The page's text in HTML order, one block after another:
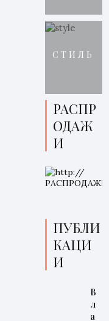
СТИЛЬ
РАСПР
ОДАЖ
И
ПУБЛИ
КАЦИ
И
В
л
а